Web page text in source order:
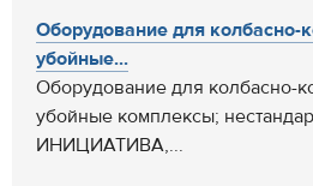
Оборудование для колбасно-
убойные...
Оборудование для колбасно-
убойные комплексы;
ИНИЦИАТИВА,...